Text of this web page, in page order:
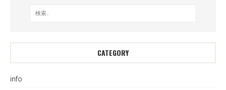
CATEGORY
info